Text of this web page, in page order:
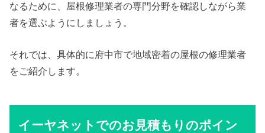
なるために、屋根修理業者の専門分野を確認しながら業
者を選ぶようにしましょう。
それでは、具体的に府中市で地域密着の屋根の修理業者
をご紹介します。
イーヤネットでのお見積もりのポイン